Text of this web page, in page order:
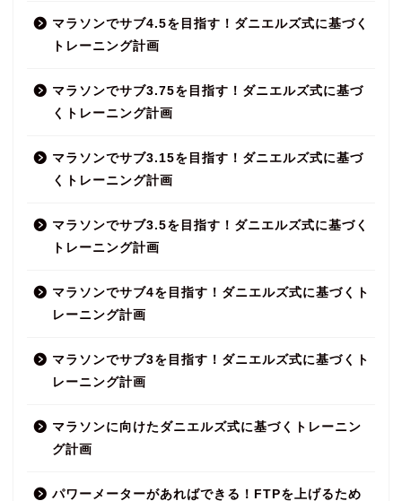
マラソンでサブ4.5を目指す！ダニエルズ式に基づく
トレーニング計画
マラソンでサブ3.75を目指す！ダニエルズ式に基づ
くトレーニング計画
マラソンでサブ3.15を目指す！ダニエルズ式に基づ
くトレーニング計画
マラソンでサブ3.5を目指す！ダニエルズ式に基づく
トレーニング計画
マラソンでサブ4を目指す！ダニエルズ式に基づくト
レーニング計画
マラソンでサブ3を目指す！ダニエルズ式に基づくト
レーニング計画
マラソンに向けたダニエルズ式に基づくトレーニン
グ計画
パワーメーターがあればできる！FTPを上げるため